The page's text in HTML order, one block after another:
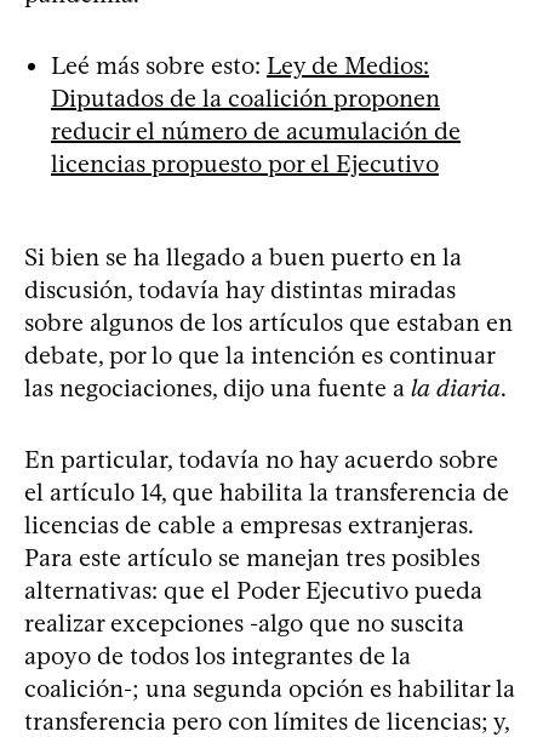
Leé más sobre esto: Ley de Medios:
Diputados de la coalición proponen
reducir el número de acumulación de
licencias propuesto por el Ejecutivo
Si bien se ha llegado a buen puerto en la
discusión, todavía hay distintas miradas
sobre algunos de los artículos que estaban en
debate, por lo que la intención es continuar
las negociaciones, dijo una fuente a la diaria.
En particular, todavía no hay acuerdo sobre
el artículo 14, que habilita la transferencia de
licencias de cable a empresas extranjeras.
Para este artículo se manejan tres posibles
alternativas: que el Poder Ejecutivo pueda
realizar excepciones -algo que no suscita
apoyo de todos los integrantes de la
coalición-; una segunda opción es habilitar la
transferencia pero con límites de licencias; y,